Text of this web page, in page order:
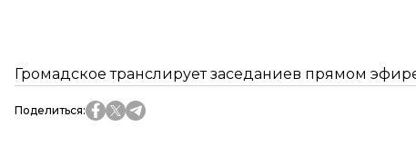
Громадское транслирует заседаниев прямом
Поделиться: